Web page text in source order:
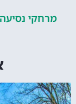
נסיעה